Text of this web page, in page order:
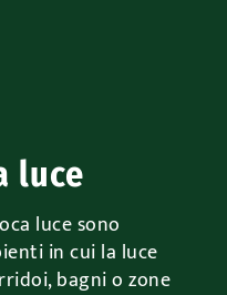
luce
luce sono
in cui la luce
bagni o zone